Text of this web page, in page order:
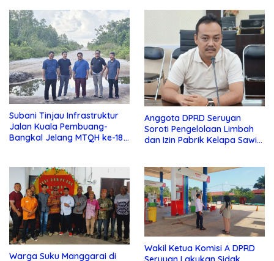
Subani Tinjau Infrastruktur
Jalan Kuala Pembuang-
Bangkal Jelang MTQH ke-18
Anggota DPRD Seruyan
Soroti Pengelolaan Limbah
dan Izin Pabrik Kelapa Sawit
Warga Suku Manggarai di
Wakil Ketua Komisi A DPRD